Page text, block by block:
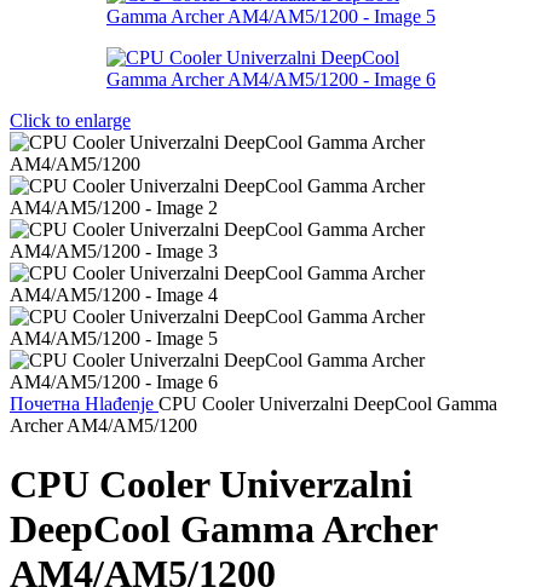
Click to enlarge
Почетна Hlađenje CPU Cooler Univerzalni DeepCool Gamma
Archer AM4/AM5/1200
CPU Cooler Univerzalni
DeepCool Gamma Archer
AM4/AM5/1200